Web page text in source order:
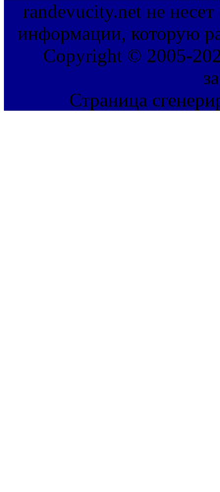
randevucity.net не несет
информации, которую
Copyright © 2005-
Страница